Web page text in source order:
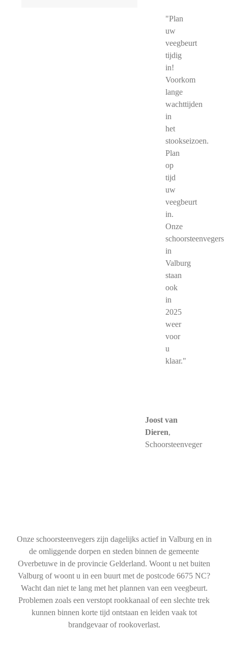
"Plan
uw
veegbeurt
tijdig
in!
Voorkom
lange
wachttijden
in
het
stookseizoen.
Plan
op
tijd
uw
veegbeurt
in.
Onze
schoorsteenvegers
in
Valburg
staan
ook
in
2025
weer
voor
u
klaar."
Joost van
Dieren,
Schoorsteenveger
Onze schoorsteenvegers zijn dagelijks actief in Valburg en in
de omliggende dorpen en steden binnen de gemeente
Overbetuwe in de provincie Gelderland. Woont u net buiten
Valburg of woont u in een buurt met de postcode 6675 NC?
Wacht dan niet te lang met het plannen van een veegbeurt.
Problemen zoals een verstopt rookkanaal of een slechte trek
kunnen binnen korte tijd ontstaan en leiden vaak tot
brandgevaar of rookoverlast.